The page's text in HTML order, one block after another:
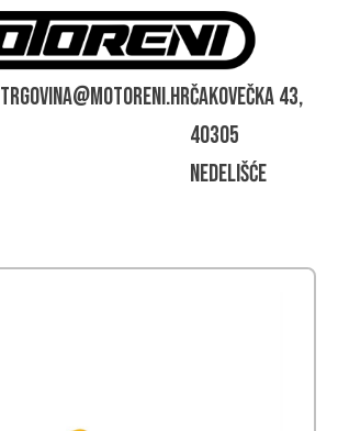
trgovina@motoreni.hrČakovečka 43,
40305
Nedelišće